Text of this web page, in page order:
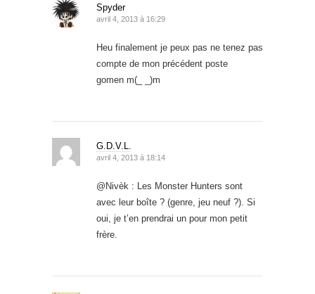
Spyder
avril 4, 2013 à 16:29
Heu finalement je peux pas ne tenez pas
compte de mon précédent poste
gomen m(_ _)m
G.D.V.L.
avril 4, 2013 à 18:14
@Nivèk : Les Monster Hunters sont
avec leur boîte ? (genre, jeu neuf ?). Si
oui, je t’en prendrai un pour mon petit
frère.